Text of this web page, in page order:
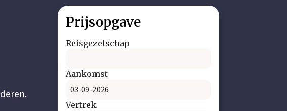
Prijsopgave
Reisgezelschap
Aankomst
Vertrek